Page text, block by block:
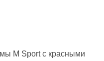
M Sport с красными